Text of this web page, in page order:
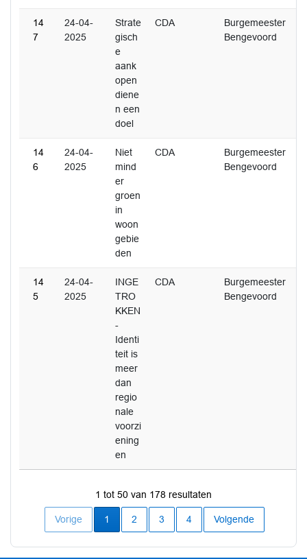
14
7
24-04-
2025
Strate
gisch
e
aank
open
diene
n een
doel
CDA
Burgemeester
Bengevoord
14
6
24-04-
2025
Niet
mind
er
groen
in
woon
gebie
den
CDA
Burgemeester
Bengevoord
14
5
24-04-
2025
INGE
TRO
KKEN
-
Identi
teit is
meer
dan
regio
nale
voorzi
ening
en
CDA
Burgemeester
Bengevoord
1 tot 50 van 178 resultaten
Vorige 1 Huidige pagina
2 3 4 Volgende